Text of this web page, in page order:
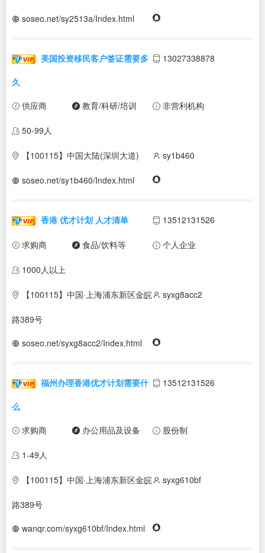
soseo.net/sy2513a/Index.html
美国投资移民客户签证需要多
久
13027338878
供应商 教育/科研/培训 非营利机构
50-99人
【100115】中国大陆(深圳大道) sy1b460
soseo.net/sy1b460/Index.html
香港 优才计划 人才清单 13512131526
求购商 食品/饮料等 个人企业
1000人以上
【100115】中国·上海浦东新区金皖
路389号
syxg8acc2
soseo.net/syxg8acc2/Index.html
福州办理香港优才计划需要什
么
13512131526
求购商 办公用品及设备 股份制
1-49人
【100115】中国·上海浦东新区金皖
路389号
syxg610bf
wanqr.com/syxg610bf/Index.html